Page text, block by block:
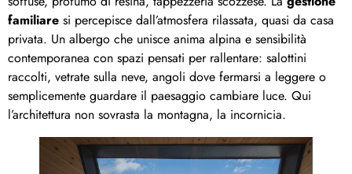
familiare si percepisce dall’atmosfera rilassata, quasi da casa
privata. Un albergo che unisce anima alpina e sensibilità
contemporanea con spazi pensati per rallentare: salottini
raccolti, vetrate sulla neve, angoli dove fermarsi a leggere o
semplicemente guardare il paesaggio cambiare luce. Qui
l’architettura non sovrasta la montagna, la incornicia.